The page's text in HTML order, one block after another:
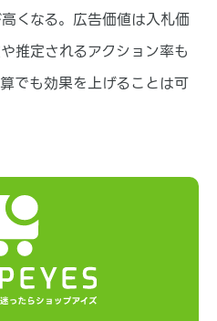
くなる。広告価値は入札価
推定されるアクション率も
でも効果を上げることは可